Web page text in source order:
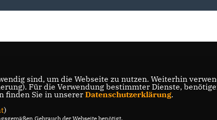
sind, um die Webseite zu nutzen. Weiterhin
Für die Verwendung bestimmter Dienste,
finden Sie in unserer Datenschutzerklärung.
)
Gebrauch der Webseite benötigt.